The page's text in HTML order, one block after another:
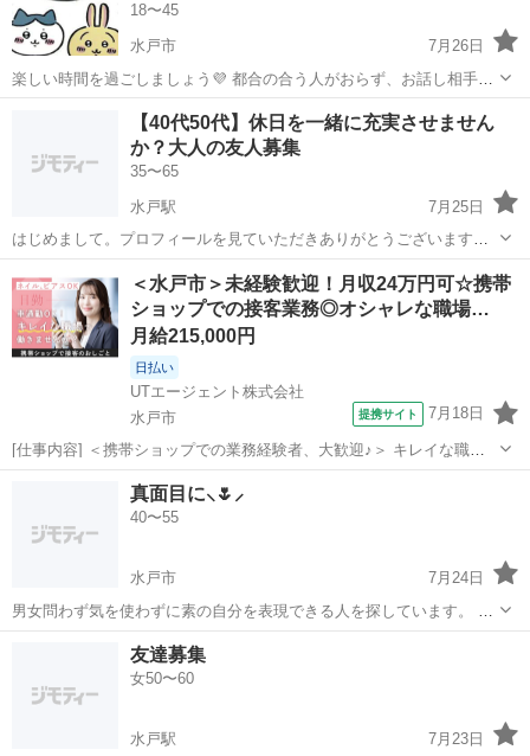
18〜45
水戸市
7月26日
楽しい時間を過ごしましょう💜 都合の合う人がおらず、お話し相手を
探しています
アニメ ちい
【40代50代】休日を一緒に充実させません
か？大人の友人募集
35〜65
水戸駅
7月25日
はじめまして。プロフィールを見ていただきありがとうございます。
50代になり人生の後半戦を迎えるにあたって、日常の些細な出来事を
共有したり、休日に一緒に過ごせる素敵なご縁があればと思い投稿し
ました。休日に「美味しいね」「綺麗だ...
水戸駅 友達 50代
＜水戸市＞未経験歓迎！月収24万円可☆携帯
ショップでの接客業務◎オシャレな職場…
月給215,000円
日払い
UTエージェント株式会社
水戸市
提携サイト 7月18日
[仕事内容] ＜携帯ショップでの業務経験者、大歓迎♪＞ キレイな職場
で、基本座りながらの接客です！ ＜具体的には…＞ ◆ご来店頂いたお
客様に笑顔で挨拶 ◆PC・タブレット端末でのお客様の情報（購入やお
困りごとなど）を登録...
水戸市 工場
真面目に⸜🌷︎⸝‍
40〜55
水戸市
7月24日
男女問わず気を使わずに素の自分を表現できる人を探しています。 毎
日の職場や人間関係に疲れてしまいました。 社会人でいることって大
変ですね😮‍💨➰ 年齢など気にせず、20代のときのような気持ちで一緒に
楽しく過ごしていける方はい...
友達
友達募集
女50〜60
水戸駅 7月23日